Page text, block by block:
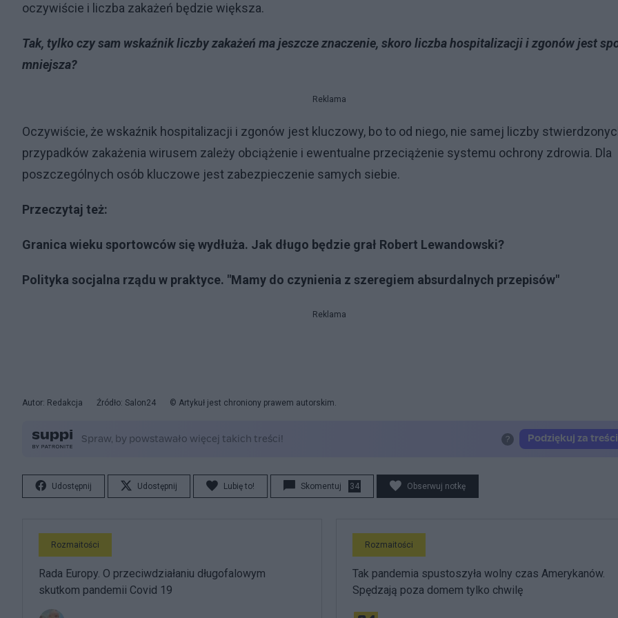
oczywiście i liczba zakażeń będzie większa.
Tak, tylko czy sam wskaźnik liczby zakażeń ma jeszcze znaczenie, skoro liczba hospitalizacji i zgonów jest
mniejsza?
Reklama
Oczywiście, że wskaźnik hospitalizacji i zgonów jest kluczowy, bo to od niego, nie samej liczby
przypadków zakażenia wirusem zależy obciążenie i ewentualne przeciążenie systemu ochrony zdrowia. Dla
poszczególnych osób kluczowe jest zabezpieczenie samych siebie.
Przeczytaj też:
Granica wieku sportowców się wydłuża. Jak długo będzie grał Robert Lewandowski?
Polityka socjalna rządu w praktyce. "Mamy do czynienia z szeregiem absurdalnych przepisów"
Reklama
Autor: Redakcja Źródło: Salon24 © Artykuł jest chroniony prawem autorskim.
Udostępnij Udostępnij Lubię to! Skomentuj 34 Obserwuj notkę
Rozmaitości
Rada Europy. O przeciwdziałaniu długofalowym
skutkom pandemii Covid 19
Rozmaitości
Tak pandemia spustoszyła wolny czas Amerykanów.
Spędzają poza domem tylko chwilę